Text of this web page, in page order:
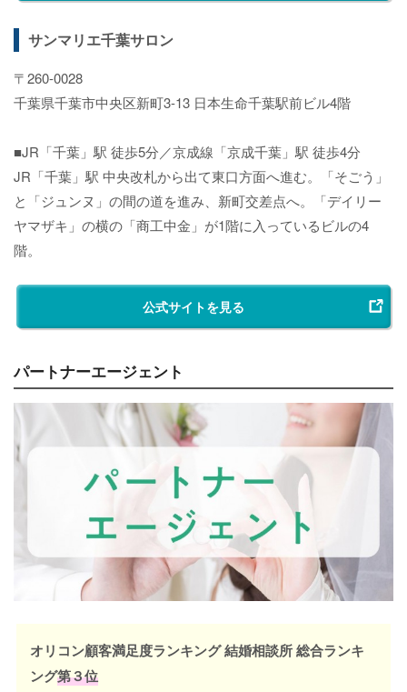
サンマリエ千葉サロン
〒260-0028
千葉県千葉市中央区新町3-13 日本生命千葉駅前ビル4階
■JR「千葉」駅 徒歩5分／京成線「京成千葉」駅 徒歩4分
JR「千葉」駅 中央改札から出て東口方面へ進む。「そごう」
と「ジュンヌ」の間の道を進み、新町交差点へ。「デイリー
ヤマザキ」の横の「商工中金」が1階に入っているビルの4
階。
公式サイトを見る
パートナーエージェント
オリコン顧客満足度ランキング 結婚相談所 総合ランキ
ング第３位